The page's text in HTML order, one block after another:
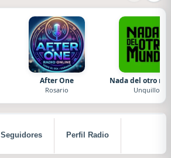
After One
Rosario
Nada del otro
Unquillo
Seguidores Perfil Radio